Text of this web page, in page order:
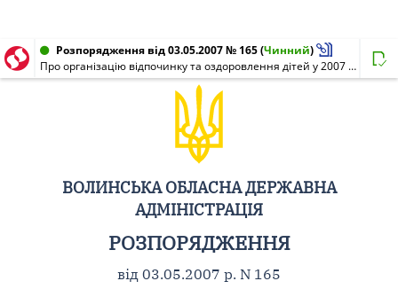
Розпорядження від 03.05.2007 № 165(Чинний)
Про організацію відпочинку та оздоровлення дітей у 2007 році
ВОЛИНСЬКА ОБЛАСНА ДЕРЖАВНА
АДМІНІСТРАЦІЯ
РОЗПОРЯДЖЕННЯ
від 03.05.2007 р. N 165